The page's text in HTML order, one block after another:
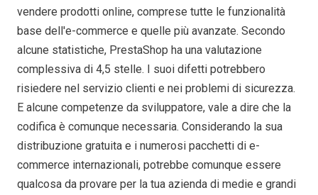
vendere prodotti online, comprese tutte le funzionalità
base dell'e-commerce e quelle più avanzate. Secondo
alcune statistiche, PrestaShop ha una valutazione
complessiva di 4,5 stelle. I suoi difetti potrebbero
risiedere nel servizio clienti e nei problemi di sicurezza.
E alcune competenze da sviluppatore, vale a dire che la
codifica è comunque necessaria. Considerando la sua
distribuzione gratuita e i numerosi pacchetti di e-
commerce internazionali, potrebbe comunque essere
qualcosa da provare per la tua azienda di medie e grandi